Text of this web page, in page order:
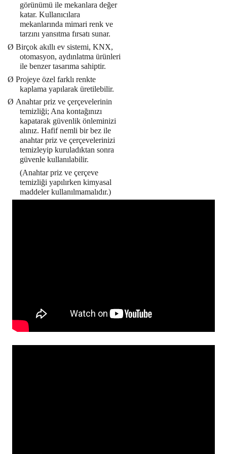
görünümü ile mekanlara değer
katar. Kullanıcılara
mekanlarında mimari renk ve
tarzını yansıtma fırsatı sunar.
Ø Birçok akıllı ev sistemi, KNX,
otomasyon, aydınlatma ürünleri
ile benzer tasarıma sahiptir.
Ø Projeye özel farklı renkte
kaplama yapılarak üretilebilir.
Ø Anahtar priz ve çerçevelerinin
temizliği; Ana kontağınızı
kapatarak güvenlik önleminizi
alınız. Hafif nemli bir bez ile
anahtar priz ve çerçevelerinizi
temizleyip kuruladıktan sonra
güvenle kullanılabilir.
(Anahtar priz ve çerçeve
temizliği yapılırken kimyasal
maddeler kullanılmamalıdır.)